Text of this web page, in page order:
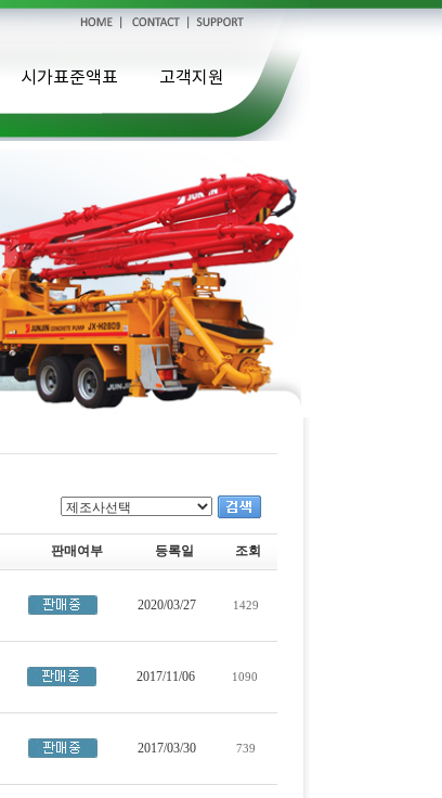
시가표준액표 고객지원
판매여부 등록일 조회
2020/03/27 1429
2017/11/06 1090
2017/03/30 739